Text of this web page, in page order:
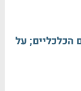
הכלכליים; על